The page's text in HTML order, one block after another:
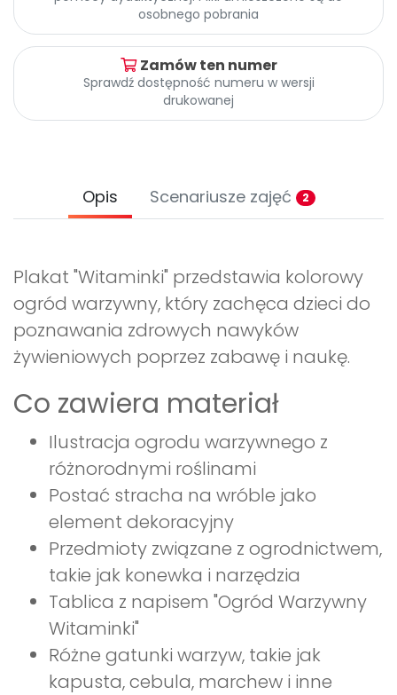
Archiwalne numery
Pomoc
osobnego pobrania
Zamów ten numer
Sprawdź dostępność numeru w wersji
drukowanej
Opis Scenariusze zajęć 2
Plakat "Witaminki" przedstawia kolorowy
ogród warzywny, który zachęca dzieci do
poznawania zdrowych nawyków
żywieniowych poprzez zabawę i naukę.
Co zawiera materiał
Ilustracja ogrodu warzywnego z
różnorodnymi roślinami
Postać stracha na wróble jako
element dekoracyjny
Przedmioty związane z ogrodnictwem,
takie jak konewka i narzędzia
Tablica z napisem "Ogród Warzywny
Witaminki"
Różne gatunki warzyw, takie jak
kapusta, cebula, marchew i inne